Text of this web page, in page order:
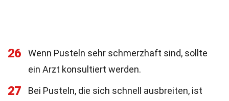
26
Wenn Pusteln sehr schmerzhaft sind, sollte
ein Arzt konsultiert werden.
27
Bei Pusteln, die sich schnell ausbreiten, ist